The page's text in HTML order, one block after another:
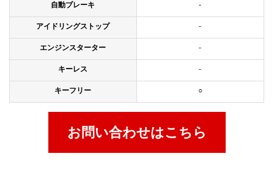
自動ブレーキ -
アイドリングストップ -
エンジンスターター -
キーレス -
キーフリー ○
お問い合わせはこちら